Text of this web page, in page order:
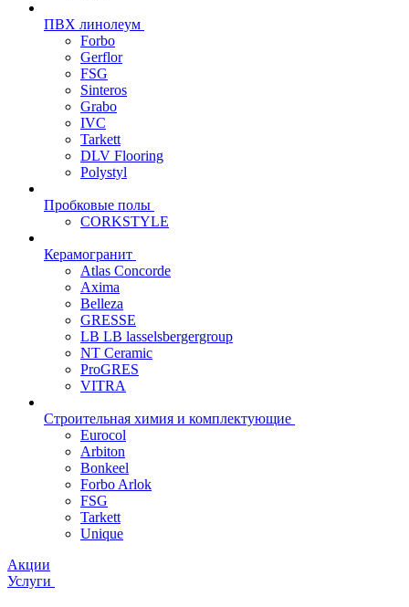
ПВХ линолеум
Forbo
Gerflor
FSG
Sinteros
Grabo
IVC
Tarkett
DLV Flooring
Polystyl
Пробковые полы
CORKSTYLE
Керамогранит
Atlas Concorde
Axima
Belleza
GRESSE
LB LB lasselsbergergroup
NT Ceramic
ProGRES
VITRA
Строительная химия и комплектующие
Eurocol
Arbiton
Bonkeel
Forbo Arlok
FSG
Tarkett
Unique
Акции
Услуги